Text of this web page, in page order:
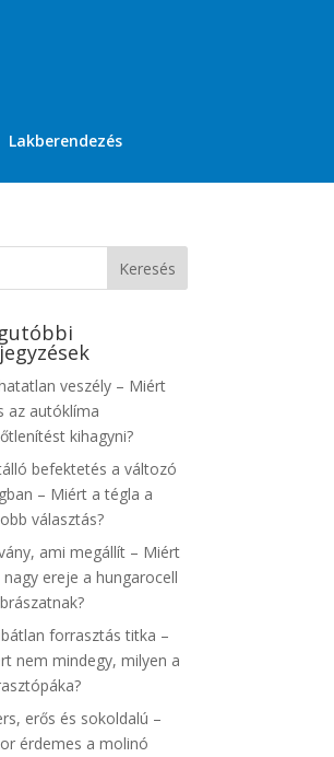
Lakberendezés
veszély – Miért
az autóklíma
kihagyni?
befektetés a változó
– Miért a tégla a
választás?
ami megállít – Miért
nagy ereje a hungarocell
forrasztás titka –
nem mindegy, milyen a
erős és sokoldalú –
érdemes a molinó